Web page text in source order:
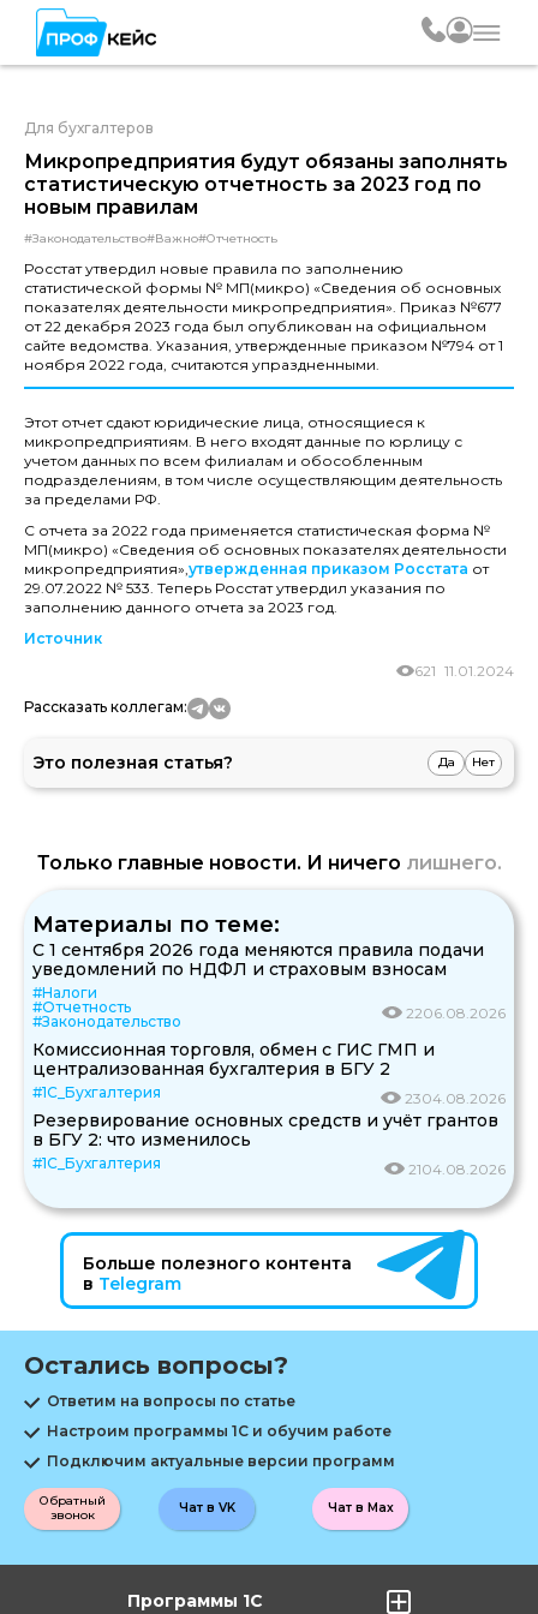
Для бухгалтеров
Микропредприятия будут обязаны заполнять
статистическую отчетность за 2023 год по
новым правилам
#Законодательство#Важно#Отчетность
Росстат утвердил новые правила по заполнению
статистической формы № МП(микро) «Сведения об основных
показателях деятельности микропредприятия». Приказ №677
от 22 декабря 2023 года был опубликован на официальном
сайте ведомства. Указания, утвержденные приказом №794 от 1
ноября 2022 года, считаются упраздненными.
Этот отчет сдают юридические лица, относящиеся к
микропредприятиям. В него входят данные по юрлицу с
учетом данных по всем филиалам и обособленным
подразделениям, в том числе осуществляющим деятельность
за пределами РФ.
С отчета за 2022 года применяется статистическая форма №
МП(микро) «Сведения об основных показателях деятельности
микропредприятия»,утвержденная приказом Росстата от
29.07.2022 № 533. Теперь Росстат утвердил указания по
заполнению данного отчета за 2023 год.
Источник
11.01.2024
621
Рассказать коллегам:
Это полезная статья? Да Нет
Только главные новости. И ничего лишнего.
Материалы по теме:
С 1 сентября 2026 года меняются правила подачи
уведомлений по НДФЛ и страховым взносам
#Налоги
#Отчетность
#Законодательство
2206.08.2026
Комиссионная торговля, обмен с ГИС ГМП и
централизованная бухгалтерия в БГУ 2
#1С_Бухгалтерия 2304.08.2026
Резервирование основных средств и учёт грантов
в БГУ 2: что изменилось
#1С_Бухгалтерия 2104.08.2026
Больше полезного контента
в Telegram
Остались вопросы?
Ответим на вопросы по статье
Настроим программы 1С и обучим работе
Подключим актуальные версии программ
Обратный
звонок
Чат в Max
Чат в VK
Программы 1С